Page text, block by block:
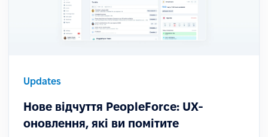
Updates
Нове відчуття PeopleForce: UX-
оновлення, які ви помітите